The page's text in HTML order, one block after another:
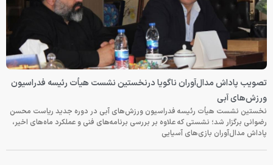
تصویب پاداش مدال‌آوران ناگویا درنخستین نشست هیأت رئیسه فدراسیون
ورزش‌های آبی
نخستین نشست هیأت رئیسه فدراسیون ورزش‌های آبی در دوره جدید ریاست محسن
رضوانی برگزار شد؛ نشستی که علاوه بر بررسی برنامه‌های فنی و عملکرد ماه‌های اخیر،
پاداش مدال‌آوران بازی‌های آسیایی